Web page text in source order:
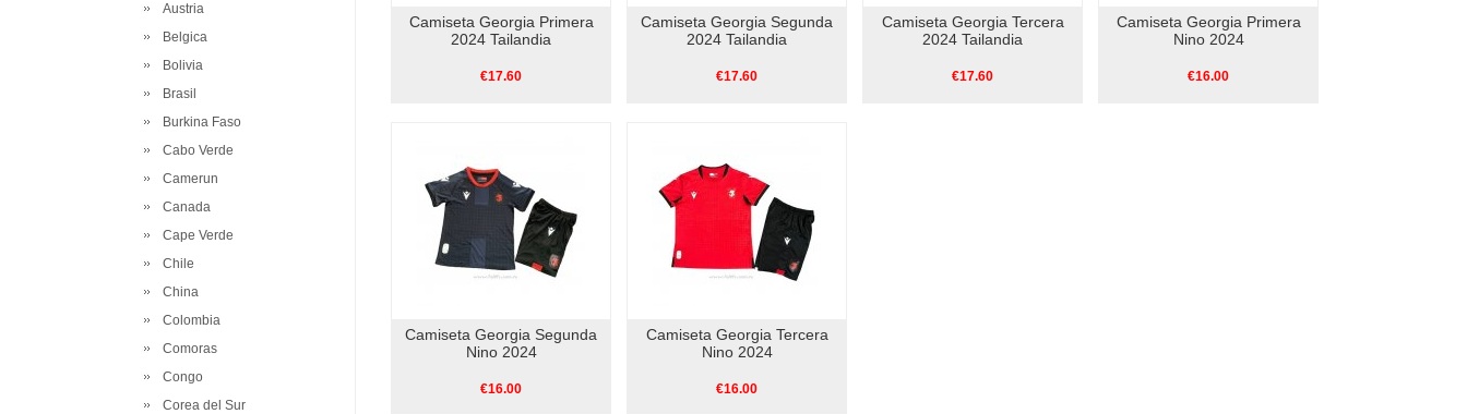
Austria
Belgica
Bolivia
Brasil
Burkina Faso
Cabo Verde
Camerun
Canada
Cape Verde
Chile
China
Colombia
Comoras
Congo
Corea del Sur
Camiseta Georgia Primera
2024 Tailandia
€17.60
Camiseta Georgia Segunda
2024 Tailandia
€17.60
Camiseta Georgia Tercera
2024 Tailandia
€17.60
Camiseta Georgia Primera
Nino 2024
€16.00
Camiseta Georgia Segunda
Nino 2024
€16.00
Camiseta Georgia Tercera
Nino 2024
€16.00